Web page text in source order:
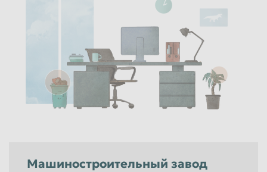
Машиностроительный завод